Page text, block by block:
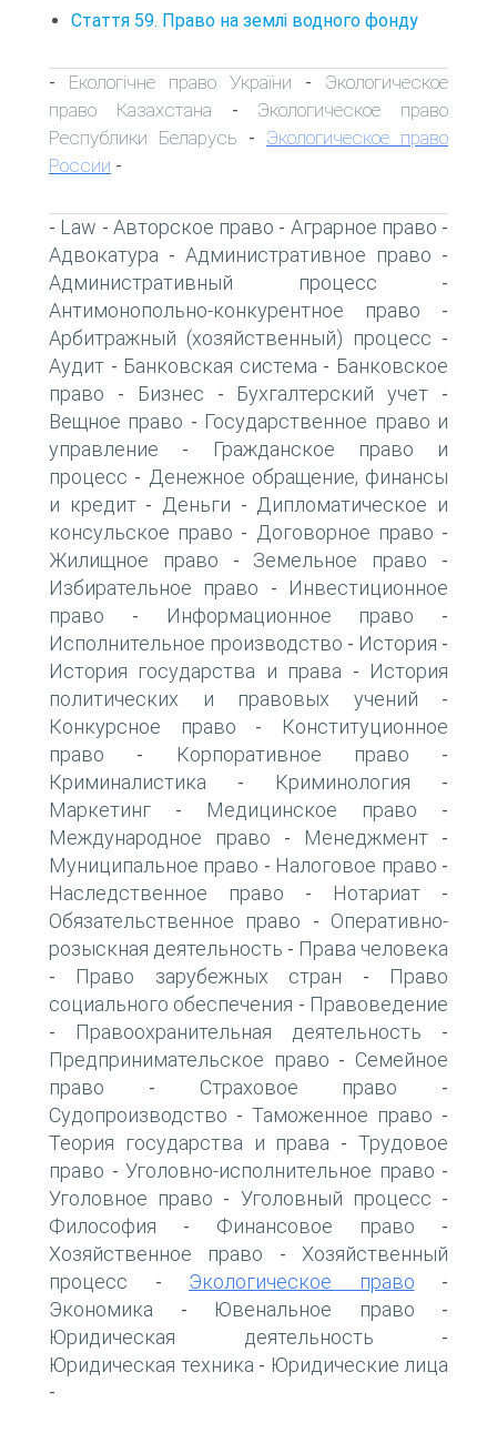
Стаття 59. Право на землі водного фонду
- Екологічне право України - Экологическое
право Казахстана - Экологическое право
Республики Беларусь - Экологическое право
России -
- Law - Авторское право - Аграрное право -
Адвокатура - Административное право -
Административный процесс -
Антимонопольно-конкурентное право -
Арбитражный (хозяйственный) процесс -
Аудит - Банковская система - Банковское
право - Бизнес - Бухгалтерский учет -
Вещное право - Государственное право и
управление -
Гражданское право и
процесс - Денежное обращение, финансы
и кредит- Деньги - Дипломатическое и
консульское право - Договорное право -
Жилищное право - Земельное право -
Избирательное право -
Инвестиционное
право - Информационное право -
Исполнительное производство - История -
История государства и права -
История
политических и правовых учений -
Конкурсное право -
Конституционное
право - Корпоративное право -
Криминалистика - Криминология -
Маркетинг - Медицинское право -
Международное право - Менеджмент -
Муниципальное право - Налоговое право -
Наследственное право - Нотариат -
Обязательственное право - Оперативно-
розыскная деятельность - Права человека
- Право зарубежных стран -
Право
социального обеспечения - Правоведение
- Правоохранительная деятельность -
Предпринимательское право - Семейное
право - Страховое право -
Судопроизводство - Таможенное право -
Теория государства и права -Трудовое
право - Уголовно-исполнительное право -
Уголовное право - Уголовный процесс -
Философия - Финансовое право -
Хозяйственное право - Хозяйственный
процесс - Экологическое право -
Экономика - Ювенальное право -
Юридическая деятельность -
Юридическая техника - Юридические лица
-